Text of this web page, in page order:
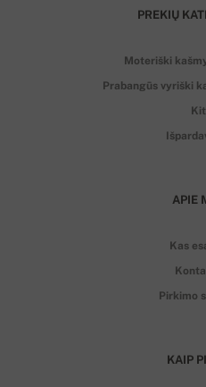
PREKIŲ
Moteriški
Prabangūs vyriški
APIE
Kas
Pirkimo
KAIP